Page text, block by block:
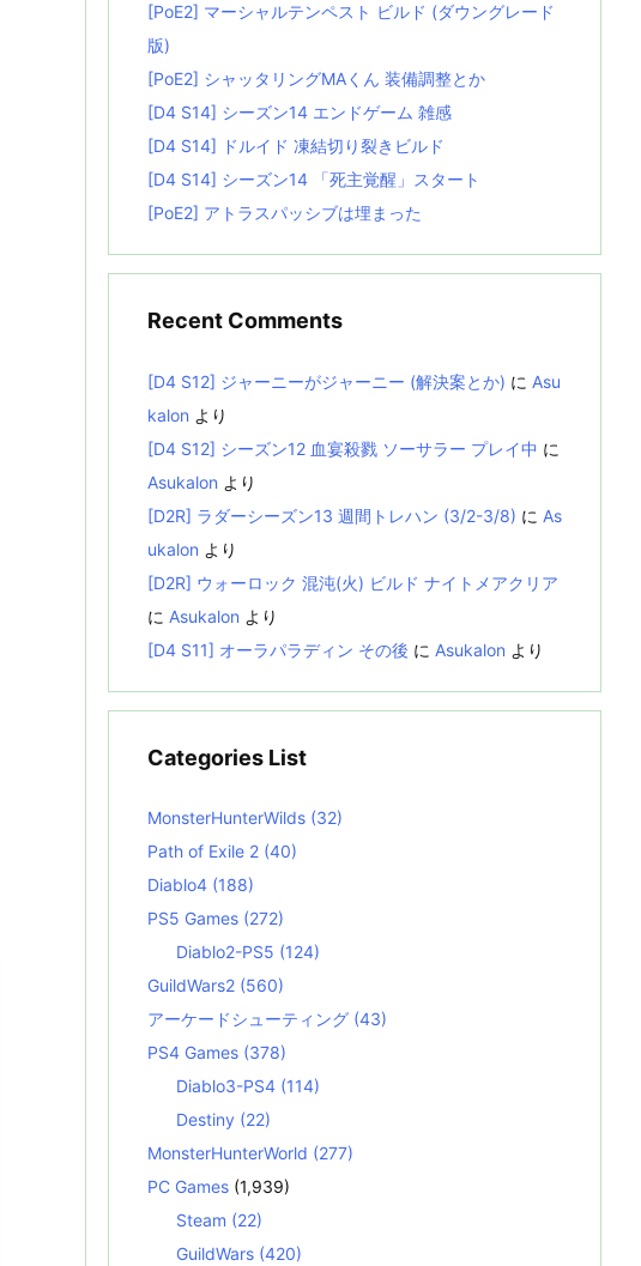
[PoE2] マーシャルテンペスト ビルド (ダウングレード
版)
[PoE2] シャッタリングMAくん 装備調整とか
[D4 S14] シーズン14 エンドゲーム 雑感
[D4 S14] ドルイド 凍結切り裂きビルド
[D4 S14] シーズン14 「死主覚醒」スタート
[PoE2] アトラスパッシブは埋まった
Recent Comments
[D4 S12] ジャーニーがジャーニー (解決案とか) に Asu
kalon より
[D4 S12] シーズン12 血宴殺戮 ソーサラー プレイ中 に
Asukalon より
[D2R] ラダーシーズン13 週間トレハン (3/2-3/8) に As
ukalon より
[D2R] ウォーロック 混沌(火) ビルド ナイトメアクリア
に Asukalon より
[D4 S11] オーラパラディン その後 に Asukalon より
Categories List
MonsterHunterWilds (32)
Path of Exile 2 (40)
Diablo4 (188)
PS5 Games (272)
Diablo2-PS5 (124)
GuildWars2 (560)
アーケードシューティング (43)
PS4 Games (378)
Diablo3-PS4 (114)
Destiny (22)
MonsterHunterWorld (277)
PC Games (1,939)
Steam (22)
GuildWars (420)